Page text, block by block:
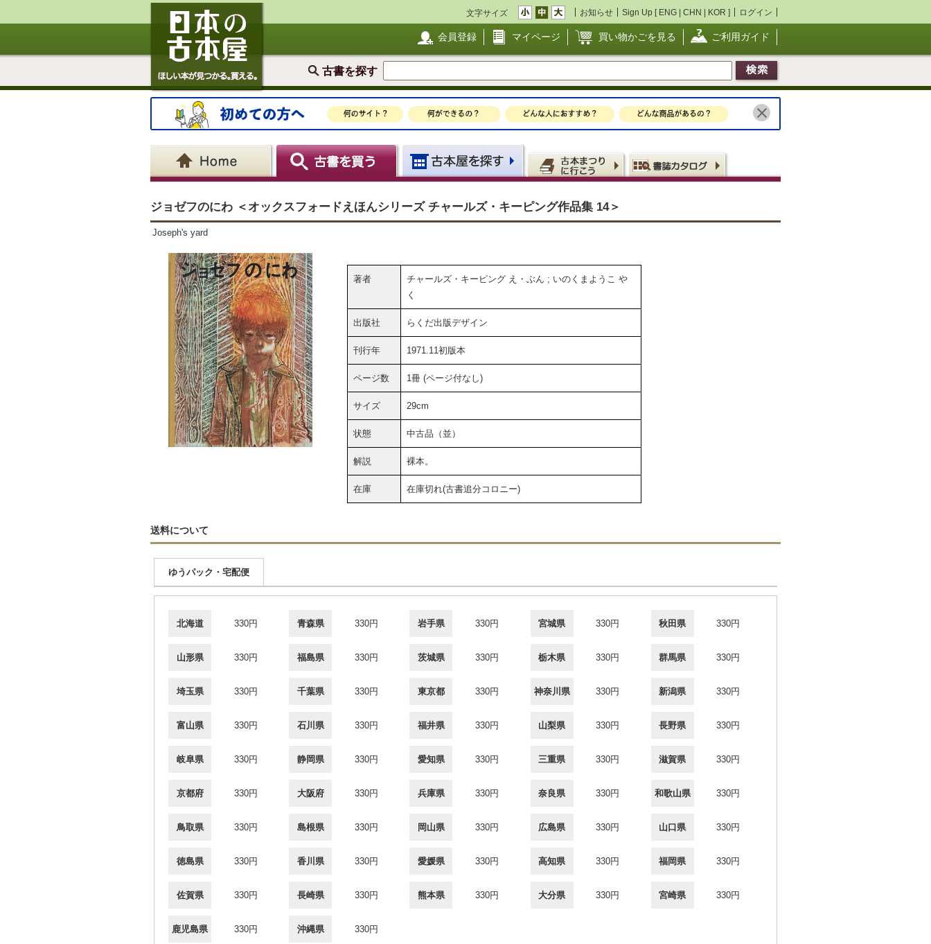
文字サイズ お知らせ Sign Up [ ENG | CHN | KOR ] ログイン
会員登録 マイページ 買い物かごを見る ご利用ガイド
古書を探す
ジョゼフのにわ ＜オックスフォードえほんシリーズ チャールズ・キーピング作品集 14＞
Joseph's yard
著者
チャールズ・キーピング え・ぶん ; いのくまようこ や
く
出版社 らくだ出版デザイン
刊行年 1971.11初版本
ページ数 1冊 (ページ付なし)
サイズ 29cm
状態 中古品（並）
解説 裸本。
在庫 在庫切れ(古書追分コロニー)
送料について
ゆうパック・宅配便
北海道 330円 青森県 330円 岩手県 330円 宮城県 330円 秋田県 330円
山形県 330円 福島県 330円 茨城県 330円 栃木県 330円 群馬県 330円
埼玉県 330円 千葉県 330円 東京都 330円 神奈川県 330円 新潟県 330円
富山県 330円 石川県 330円 福井県 330円 山梨県 330円 長野県 330円
岐阜県 330円 静岡県 330円 愛知県 330円 三重県 330円 滋賀県 330円
京都府 330円 大阪府 330円 兵庫県 330円 奈良県 330円 和歌山県 330円
鳥取県 330円 島根県 330円 岡山県 330円 広島県 330円 山口県 330円
徳島県 330円 香川県 330円 愛媛県 330円 高知県 330円 福岡県 330円
佐賀県 330円 長崎県 330円 熊本県 330円 大分県 330円 宮崎県 330円
鹿児島県 330円 沖縄県 330円